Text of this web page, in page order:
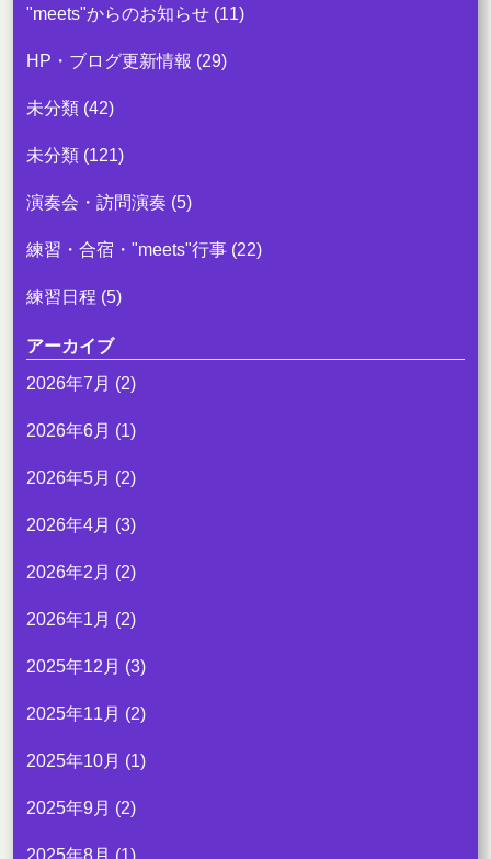
"meets"からのお知らせ (11)
HP・ブログ更新情報 (29)
未分類 (42)
未分類 (121)
演奏会・訪問演奏 (5)
練習・合宿・"meets"行事 (22)
練習日程 (5)
アーカイブ
2026年7月 (2)
2026年6月 (1)
2026年5月 (2)
2026年4月 (3)
2026年2月 (2)
2026年1月 (2)
2025年12月 (3)
2025年11月 (2)
2025年10月 (1)
2025年9月 (2)